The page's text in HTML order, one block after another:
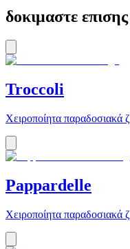
δοκιμαστε επισης
Troccoli
Χειροποίητα παραδοσιακά
Pappardelle
Χειροποίητα παραδοσιακά